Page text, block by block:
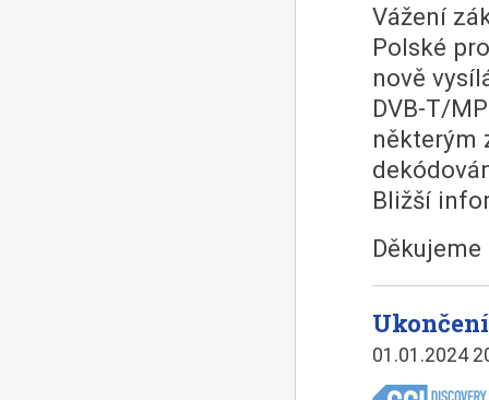
Vážení
Polské
nově
DVB-T/
některým
Bližší
01.01.2024